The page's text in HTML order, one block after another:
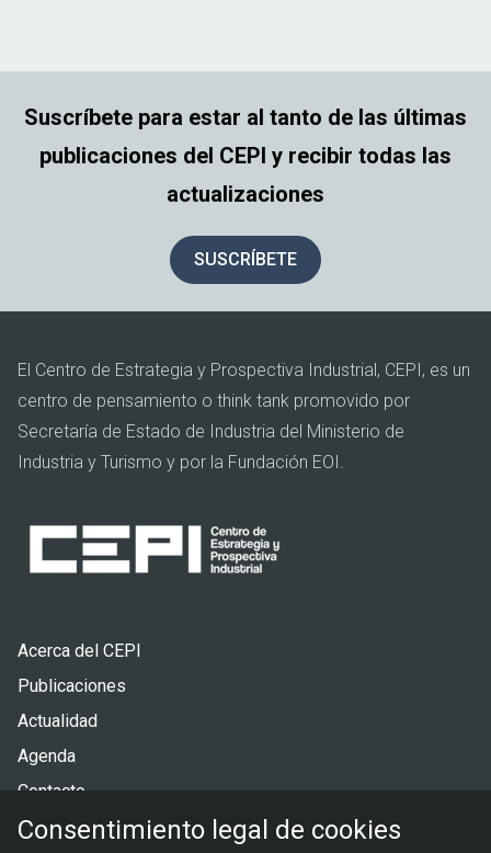
Suscríbete para estar al tanto de las últimas
publicaciones del CEPI y recibir todas las
actualizaciones
SUSCRÍBETE
El Centro de Estrategia y Prospectiva Industrial, CEPI, es un
centro de pensamiento o think tank promovido por
Secretaría de Estado de Industria del Ministerio de
Industria y Turismo y por la Fundación EOI.
Pie
de
Acerca del CEPI
Publicaciones
Actualidad
Agenda
Contacto
Consentimiento legal de cookies